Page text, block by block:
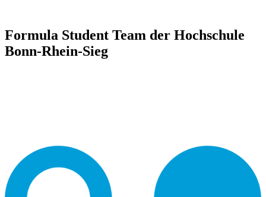
Formula Student Team der Hochschule
Bonn-Rhein-Sieg